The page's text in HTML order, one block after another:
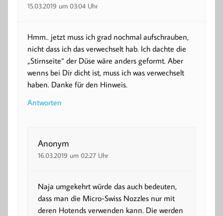
15.03.2019 um 03:04 Uhr
Hmm.. jetzt muss ich grad nochmal aufschrauben,
nicht dass ich das verwechselt hab. Ich dachte die
„Stirnseite“ der Düse wäre anders geformt. Aber
wenns bei Dir dicht ist, muss ich was verwechselt
haben. Danke für den Hinweis.
Antworten
Anonym
16.03.2019 um 02:27 Uhr
Naja umgekehrt würde das auch bedeuten,
dass man die Micro-Swiss Nozzles nur mit
deren Hotends verwenden kann. Die werden